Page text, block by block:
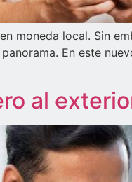
moneda local. Sin
En este
al